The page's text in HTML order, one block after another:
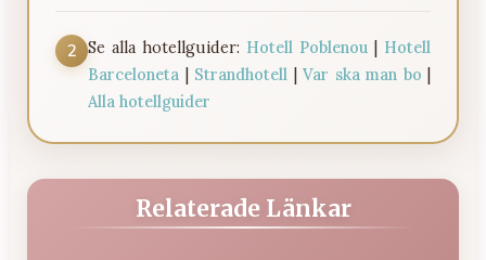
2 Se alla hotellguider: Hotell Poblenou
Hotell
Barceloneta
Strandhotell Var ska man bo
Alla hotellguider
Relaterade Länkar